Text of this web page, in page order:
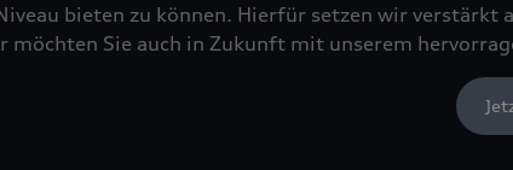
bieten zu können. Hierfür setzen wir
möchten Sie auch in Zukunft mit unserem